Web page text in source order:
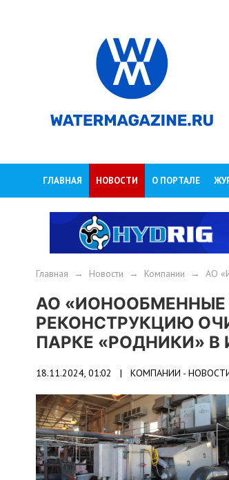
ГЛАВНАЯ НОВОСТИ О ПОРТАЛЕ
Главная → Новости → Компании → АО
АО «ИОНООБМЕННЫЕ
РЕКОНСТРУКЦИЮ
ПАРКЕ «РОДНИКИ»
18.11.2024, 01:02 | КОМПАНИИ -